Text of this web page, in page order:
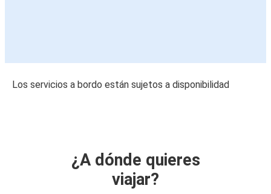
Los servicios a bordo están sujetos a disponibilidad
¿A dónde quieres
viajar?